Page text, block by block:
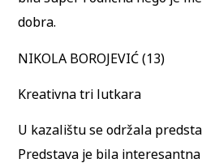
dobra.
NIKOLA BOROJEVIĆ (13)
Kreativna tri lutkara
U kazalištu se održala
Predstava je bila